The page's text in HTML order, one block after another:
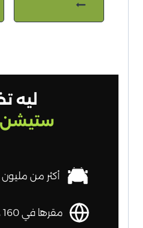
ليه
ستيشن 4×4
أكثر من مليون سيارة
مقرها في 160 دولة